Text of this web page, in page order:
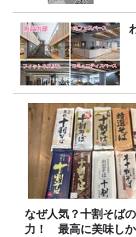
なぜ人気？十割そば
力！ 最高に美味し